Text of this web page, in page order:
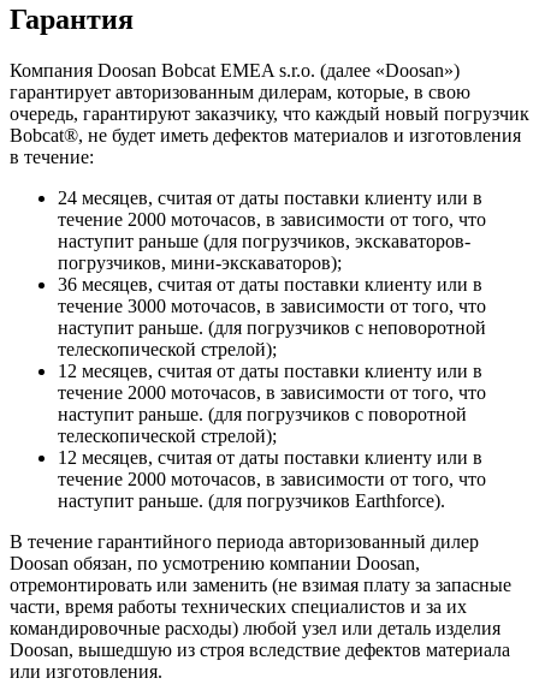
Гарантия
Компания Doosan Bobcat EMEA s.r.o. (далее «Doosan»)
гарантирует авторизованным дилерам, которые, в свою
очередь, гарантируют заказчику, что каждый новый погрузчик
Bobcat®, не будет иметь дефектов материалов и изготовления
в течение:
24 месяцев, считая от даты поставки клиенту или в
течение 2000 моточасов, в зависимости от того, что
наступит раньше (для погрузчиков, экскаваторов-
погрузчиков, мини-экскаваторов);
36 месяцев, считая от даты поставки клиенту или в
течение 3000 моточасов, в зависимости от того, что
наступит раньше. (для погрузчиков с неповоротной
телескопической стрелой);
12 месяцев, считая от даты поставки клиенту или в
течение 2000 моточасов, в зависимости от того, что
наступит раньше. (для погрузчиков с поворотной
телескопической стрелой);
12 месяцев, считая от даты поставки клиенту или в
течение 2000 моточасов, в зависимости от того, что
наступит раньше. (для погрузчиков Earthforce).
В течение гарантийного периода авторизованный дилер
Doosan обязан, по усмотрению компании Doosan,
отремонтировать или заменить (не взимая плату за запасные
части, время работы технических специалистов и за их
командировочные расходы) любой узел или деталь изделия
Doosan, вышедшую из строя вследствие дефектов материала
или изготовления.